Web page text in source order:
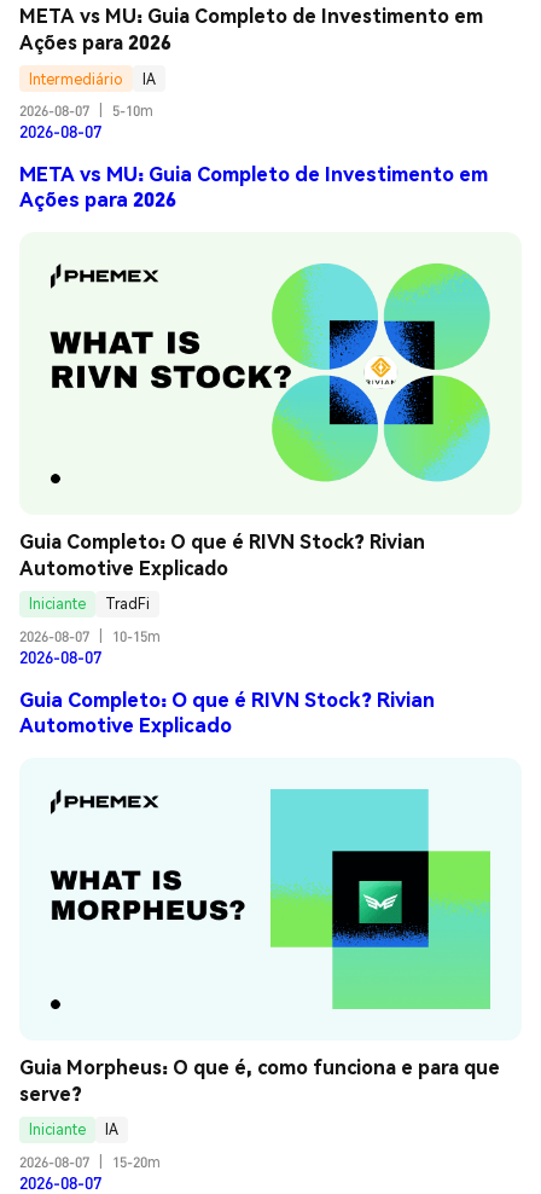
META vs MU: Guia Completo de Investimento em
Ações para 2026
Intermediário
IA
2026-08-07
5-10m
2026-08-07
META vs MU: Guia Completo de Investimento em
Ações para 2026
Guia Completo: O que é RIVN Stock? Rivian
Automotive Explicado
Iniciante
TradFi
2026-08-07
10-15m
2026-08-07
Guia Completo: O que é RIVN Stock? Rivian
Automotive Explicado
Guia Morpheus: O que é, como funciona e para que
serve?
Iniciante
IA
2026-08-07
15-20m
2026-08-07